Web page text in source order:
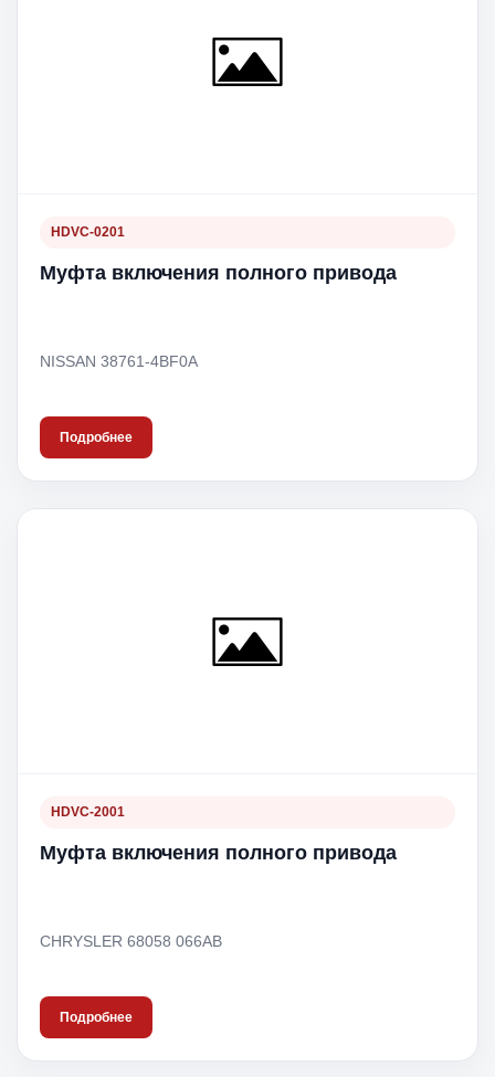
HDVC-0201
Муфта включения полного привода
NISSAN 38761-4BF0A
Подробнее
HDVC-2001
Муфта включения полного привода
CHRYSLER 68058 066AB
Подробнее